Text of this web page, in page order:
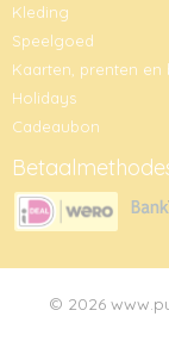
Kleding
Speelgoed
Kaarten, prenten en
Holidays
Cadeaubon
© 2026